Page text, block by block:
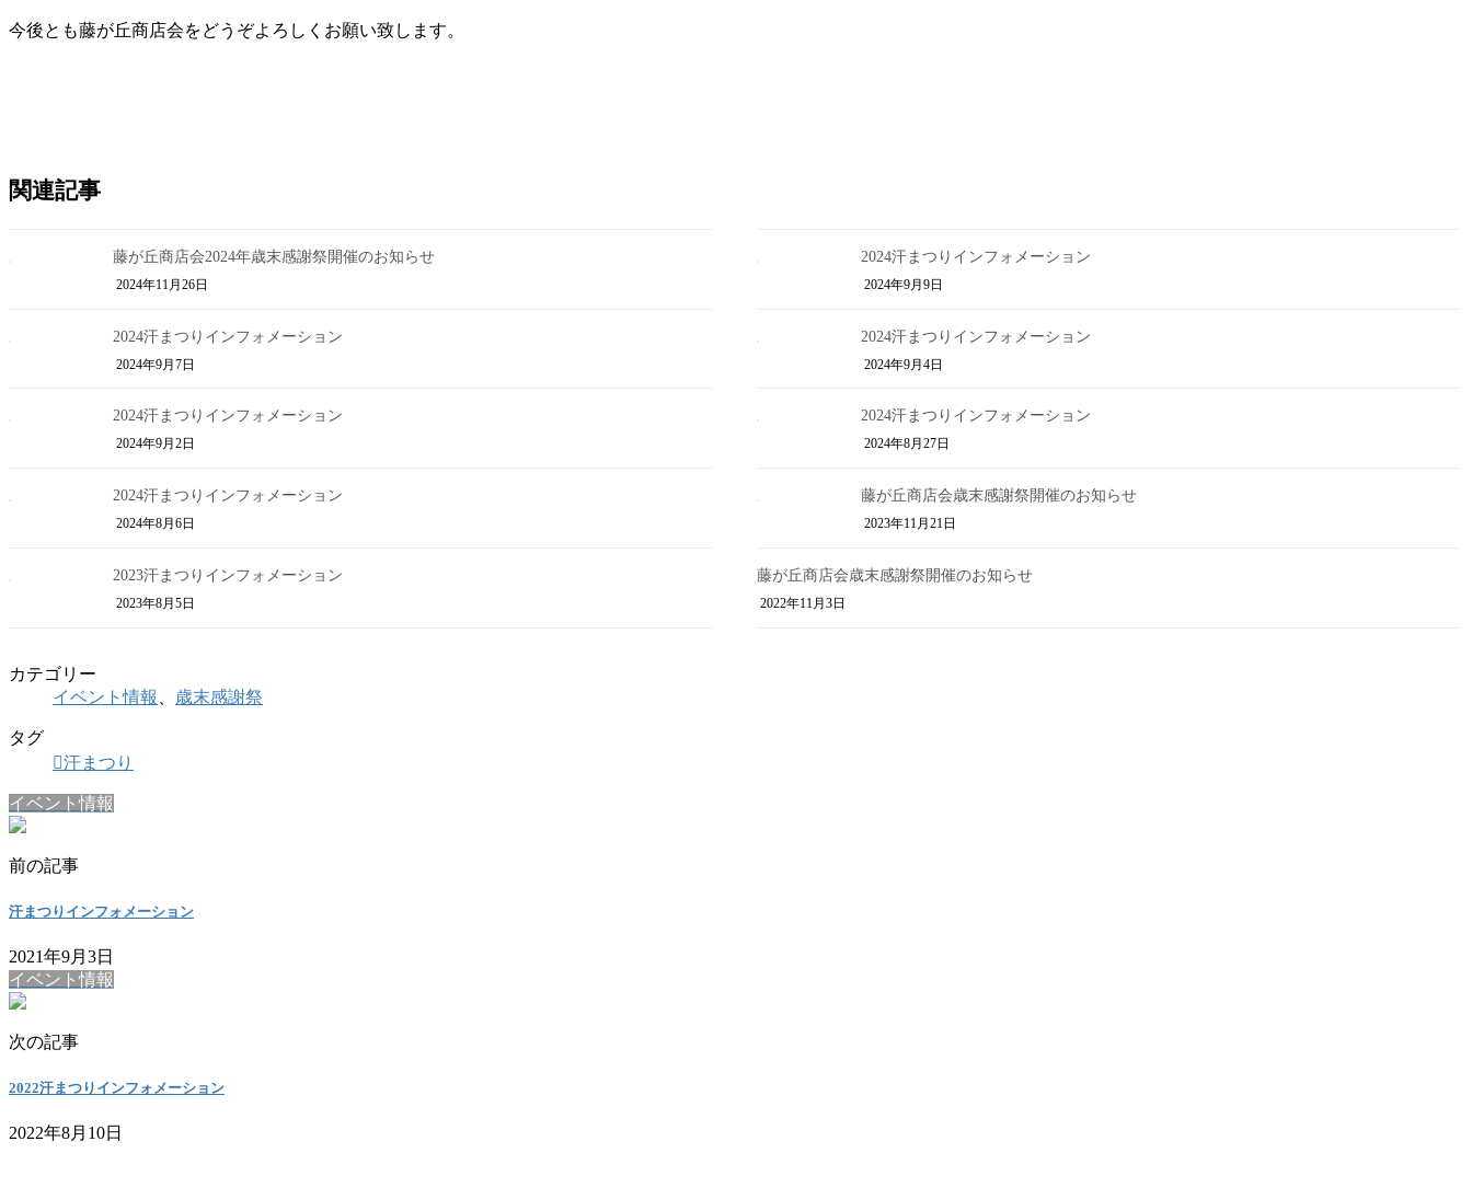
今後とも藤が丘商店会をどうぞよろしくお願い致します。
関連記事
藤が丘商店会2024年歳末感謝祭開催のお知らせ
2024年11月26日
2024汗まつりインフォメーション
2024年9月9日
2024汗まつりインフォメーション
2024年9月7日
2024汗まつりインフォメーション
2024年9月4日
2024汗まつりインフォメーション
2024年9月2日
2024汗まつりインフォメーション
2024年8月27日
2024汗まつりインフォメーション
2024年8月6日
藤が丘商店会歳末感謝祭開催のお知らせ
2023年11月21日
2023汗まつりインフォメーション
2023年8月5日
藤が丘商店会歳末感謝祭開催のお知らせ
2022年11月3日
カテゴリー
イベント情報
歳末感謝祭
タグ
汗まつり
イベント情報
前の記事
汗まつりインフォメーション
2021年9月3日
イベント情報
次の記事
2022汗まつりインフォメーション
2022年8月10日